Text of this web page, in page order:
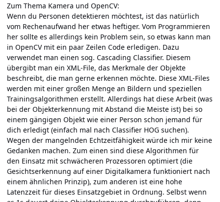
Zum Thema Kamera und OpenCV:
Wenn du Personen detektieren möchtest, ist das natürlich
vom Rechenaufwand her etwas heftiger. Vom Programmieren
her sollte es allerdings kein Problem sein, so etwas kann man
in OpenCV mit ein paar Zeilen Code erledigen. Dazu
verwendet man einen sog. Cascading Classifier. Diesem
übergibt man ein XML-File, das Merkmale der Objekte
beschreibt, die man gerne erkennen möchte. Diese XML-Files
werden mit einer großen Menge an Bildern und speziellen
Trainingsalgorithmen erstellt. Allerdings hat diese Arbeit (was
bei der Objekterkennung mit Abstand die Meiste ist) bei so
einem gängigen Objekt wie einer Person schon jemand für
dich erledigt (einfach mal nach Classifier HOG suchen).
Wegen der mangelnden Echtzeitfähigkeit würde ich mir keine
Gedanken machen. Zum einen sind diese Algorithmen für
den Einsatz mit schwächeren Prozessoren optimiert (die
Gesichtserkennung auf einer Digitalkamera funktioniert nach
einem ähnlichen Prinzip), zum anderen ist eine hohe
Latenzzeit für dieses Einsatzgebiet in Ordnung. Selbst wenn